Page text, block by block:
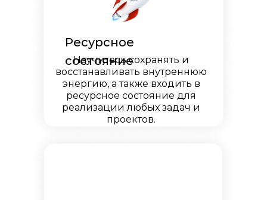
Ресурсное
состояние
Научитесь сохранять и
восстанавливать внутреннюю
энергию, а также входить в
ресурсное состояние для
реализации любых задач и
проектов.